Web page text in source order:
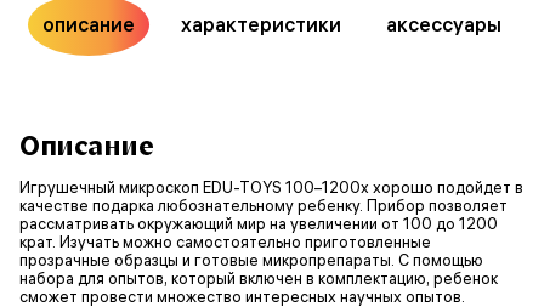
описание характеристики аксессуары
Описание
Игрушечный микроскоп EDU-TOYS 100–1200x хорошо подойдет в
качестве подарка любознательному ребенку. Прибор позволяет
рассматривать окружающий мир на увеличении от 100 до 1200
крат. Изучать можно самостоятельно приготовленные
прозрачные образцы и готовые микропрепараты. С помощью
набора для опытов, который включен в комплектацию, ребенок
сможет провести множество интересных научных опытов.